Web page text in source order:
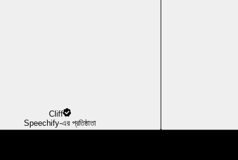
Cliff
Speechify-এর প্রতিষ্ঠাতা